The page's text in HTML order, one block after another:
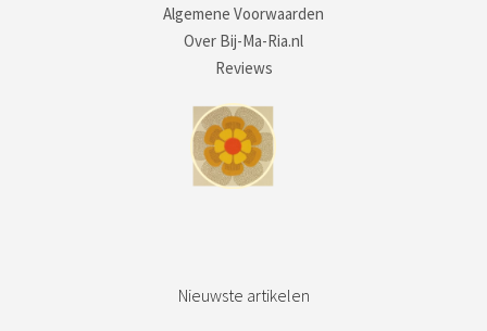
Algemene Voorwaarden
Over Bij-Ma-Ria.nl
Reviews
Nieuwste artikelen